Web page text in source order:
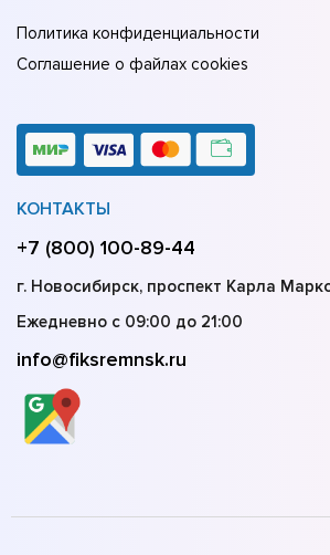
Политика конфиденциальности
Соглашение о файлах cookies
КОНТАКТЫ
+7 (800) 100-89-44
г. Новосибирск, проспект Карла
Ежедневно с 09:00 до 21:00
info@fiksremnsk.ru